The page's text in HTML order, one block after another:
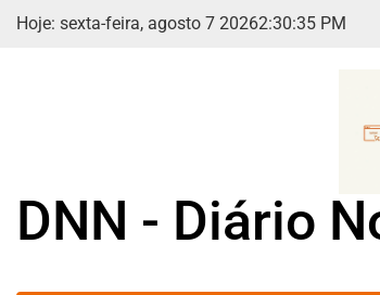
Skip
Hoje: sexta-feira, agosto 7 20262:30:37 PM
DNN - Diário